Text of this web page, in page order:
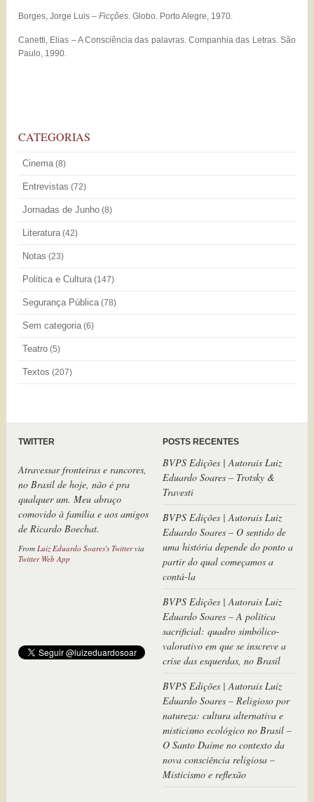
Borges, Jorge Luis –Ficções. Globo. Porto Alegre, 1970.
Canetti, Elias – A Consciência das palavras. Companhia das Letras. São
Paulo, 1990.
CATEGORIAS
Cinema (8)
Entrevistas (72)
Jornadas de Junho (8)
Literatura (42)
Notas (23)
Politica e Cultura (147)
Segurança Pública (78)
Sem categoria (6)
Teatro (5)
Textos (207)
TWITTER
Atravessar fronteiras e rancores,
no Brasil de hoje, não é pra
qualquer um. Meu abraço
comovido à família e aos amigos
de Ricardo Boechat.
From Luiz Eduardo Soares's Twittervia
Twitter Web App
POSTS RECENTES
BVPS Edições | Autorais Luiz
Eduardo Soares – Trotsky &
Travesti
BVPS Edições | Autorais Luiz
Eduardo Soares – O sentido de
uma história depende do ponto a
partir do qual começamos a
contá-la
BVPS Edições | Autorais Luiz
Eduardo Soares – A política
sacrificial: quadro simbólico-
valorativo em que se inscreve a
crise das esquerdas, no Brasil
BVPS Edições | Autorais Luiz
Eduardo Soares – Religioso por
natureza: cultura alternativa e
misticismo ecológico no Brasil –
O Santo Daime no contexto da
nova consciência religiosa –
Misticismo e reflexão